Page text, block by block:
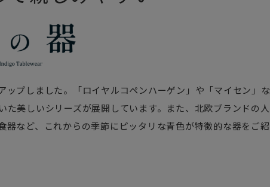
プしました。「ロイヤルコペンハーゲン」や「マイセン」な
美しいシリーズが展開しています。また、北欧ブランドの人
など、これからの季節にピッタリな青色が特徴的な器をご紹